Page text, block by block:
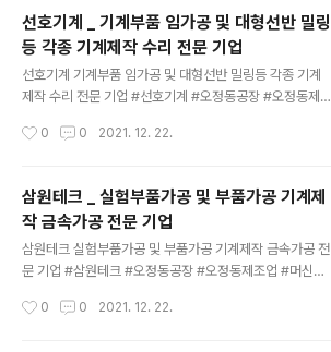
적으로 진행 할 수 있다. 파이프의 이탈을 막기위해 심압장
치 설치 안전한 작업 정지를 위하여 페달브레이크 설치 특
허 출원된 PVC 아크릴 파이프 절단기 보림정밀공업 제작
문의 : 042-637-4663 김PD 방송 https://www.yout
ube.com/c/gkcokr 김PD 바닷물속에 녹아있는 2.8%
롭지 못하다고 생각하지 맙시다. 2.8%면 충분합니다. 이..
선호기계 _ 기계부품 임가공 및 대형선반 밀링
등 각종 기계제작 수리 전문 기업
선호기계 기계부품 임가공 및 대형선반 밀링등 각종 기계
제작 수리 전문 기업 #선호기계 #오정동공장 #오정동제조
작 #기계수리 최고의 기술을 보유한 중.소상공인의 놀이터
미디어테크 대한민국 최고의 기술이 한자리에 모여있습니
다. 고객의 삶에 빛과 소금이되는 미디어테크는 더욱 더 신
뢰할 수 있는 제품으로 고객의 믿음에 보답하겠습니다. m
edia-tech.kr
0 0 2021. 12. 22.
삼원테크 _ 실험부품가공 및 부품가공 기계제
작 금속가공 전문 기업
삼원테크 실험부품가공 및 부품가공 기계제작 금속가공 전
문 기업 #삼원테크 #오정동공장 #오정동제조업 #머신랜
최고의 기술을 보유한 중.소상공인의 놀이터 미디어테크 h
0 0 2021. 12. 22.